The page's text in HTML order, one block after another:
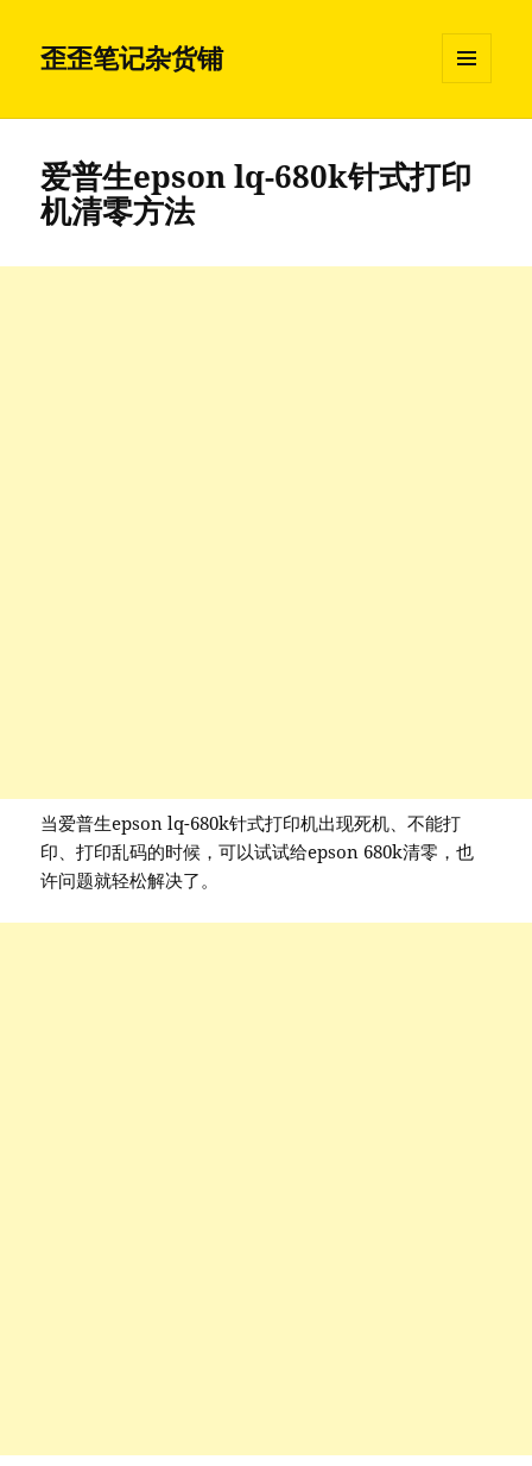
歪歪笔记杂货铺
挂件
爱普生epson lq-680k针式打印
机清零方法
当爱普生epson lq-680k针式打印机出现死机、不能打
印、打印乱码的时候，可以试试给epson 680k清零，也
许问题就轻松解决了。